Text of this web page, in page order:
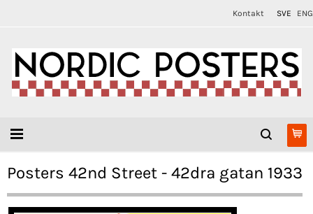
Kontakt SVE ENG
Posters 42nd Street - 42dra gatan 1933